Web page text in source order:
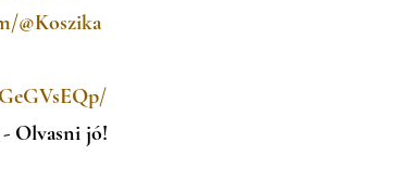
@Koszika
Olvasni jó!